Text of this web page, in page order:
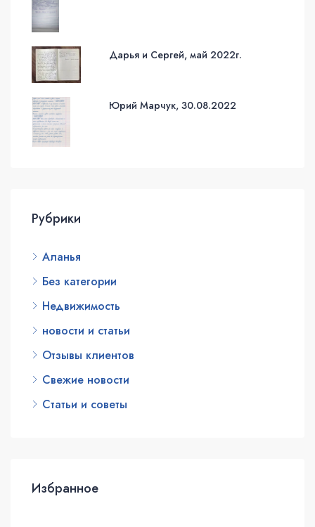
Дарья и Сергей, май 2022г.
Юрий Марчук, 30.08.2022
Рубрики
Аланья
Без категории
Недвижимость
новости и статьи
Отзывы клиентов
Свежие новости
Статьи и советы
Избранное